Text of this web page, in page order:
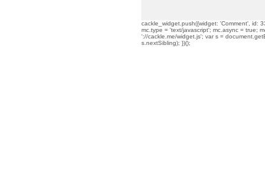
cackle_widget.push({widget: 'Comment', id:
mc.type = 'text/javascript'; mc.async = true;
'://cackle.me/widget.js'; var s =
s.nextSibling); })();